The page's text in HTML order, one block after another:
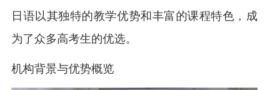
日语以其独特的教学优势和丰富的课程特色，成
为了众多高考生的优选。
机构背景与优势概览